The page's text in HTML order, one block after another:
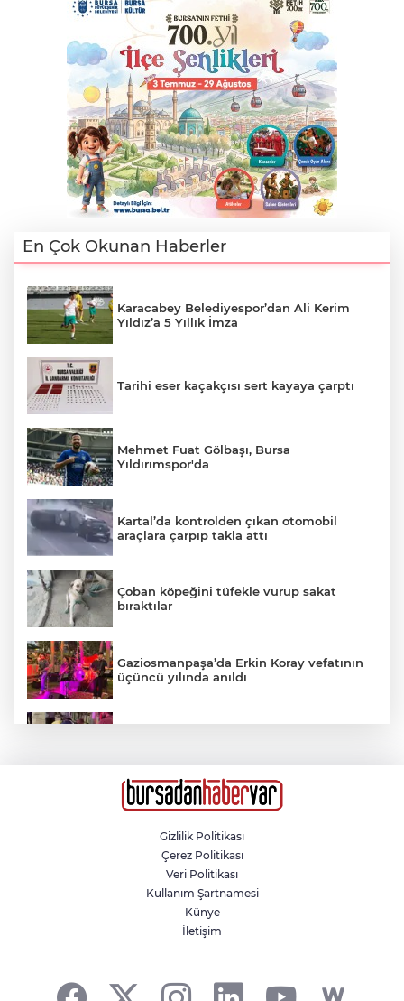
En Çok Okunan Haberler
Karacabey Belediyespor’dan Ali Kerim
Yıldız’a 5 Yıllık İmza
Tarihi eser kaçakçısı sert kayaya çarptı
Mehmet Fuat Gölbaşı, Bursa
Yıldırımspor'da
Kartal’da kontrolden çıkan otomobil
araçlara çarpıp takla attı
Çoban köpeğini tüfekle vurup sakat
bıraktılar
Gaziosmanpaşa’da Erkin Koray vefatının
üçüncü yılında anıldı
Karacabey Belediyespor’dan 5 imza
Orhangazi'deki meslek lisesinin yıkımına
başlandı
Gizlilik Politikası
Çerez Politikası
Veri Politikası
Kullanım Şartnamesi
Künye
İletişim